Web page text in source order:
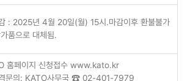
: 2025년 4월 20일(월) 15시.마감이후 환불불가
품으로 대체됨.
홈페이지 신청접수 www.kato.kr
문의: KATO사무국 ☎ 02-401-7979